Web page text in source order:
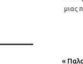
μιας
«